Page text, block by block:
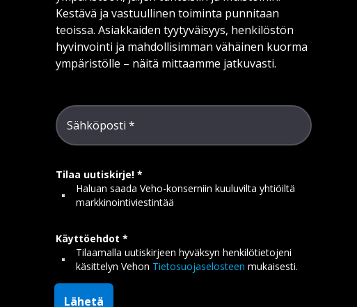
Kestävä ja vastuullinen toiminta punnitaan
teoissa. Asiakkaiden tyytyväisyys, henkilöstön
hyvinvointi ja mahdollisimman vähäinen kuorma
ympäristölle – näitä mittaamme jatkuvasti.
Sähköposti
Tilaa uutiskirje!
Haluan saada Veho-konserniin kuuluvilta yhtiöiltä
markkinointiviestintää
Käyttöehdot
Tilaamalla uutiskirjeen hyväksyn henkilötietojeni
käsittelyn Vehon Tietosuojaselosteen mukaisesti.
Lähetä